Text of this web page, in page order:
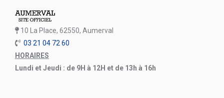
10 La Place, 62550, Aumerval
03 21 04 72 60
HORAIRES
Lundi et Jeudi : de 9H à 12H et de 13h à 16h